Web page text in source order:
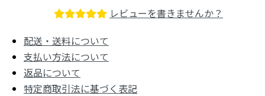
レビューを書きませんか？
配送・送料について
支払い方法について
返品について
特定商取引法に基づく表記